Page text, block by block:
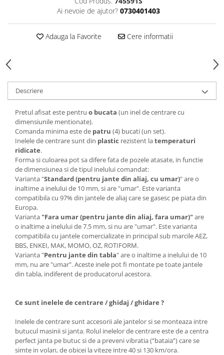
Ai nevoie de ajutor? 0730401403
Adauga la Favorite Cere informatii
Descriere
Pretul afisat este pentru o bucata (un inel de centrare cu
dimensiunile mentionate).
Comanda minima este de patru (4) bucati (un set).
Inelele de centrare sunt din plastic rezistent latemperaturi
ridicate.
Forma si culoarea pot sa difere fata de pozele atasate, in functie
de dimensiunea si de tipul inelului comandat:
Varianta "Standard (pentru jante din aliaj, cu umar)" are o
inaltime a inelului de 10 mm, si are "umar". Este varianta
compatibila cu 97% din jantele de aliaj care se gasesc pe piata din
Europa.
Varianta "Fara umar (pentru jante din aliaj, fara umar)"are
o inaltime a inelului de 7.5 mm, si nu are "umar". Este varianta
compatibila cu jantele comercializate in principal sub marcile AEZ,
BBS, ENKEI, MAK, MOMO, OZ, ROTIFORM.
Varianta "Pentru jante din tabla" are o inaltime a inelului de 10
mm, nu are "umar". Aceste inele pot fi montate pe toate jantele
din tabla, indiferent de producatorul acestora.
Ce sunt inelele de centrare / ghidaj / ghidare ?
Inelele de centrare sunt accesorii ale jantelor si se monteaza intre
butucul masinii si janta. Rolul inelelor de centrare este de a centra
perfect janta pe butuc si de a preveni vibratia (“bataia”) care se
simte in volan, de obicei la viteze intre 40 si 130 km/ora.